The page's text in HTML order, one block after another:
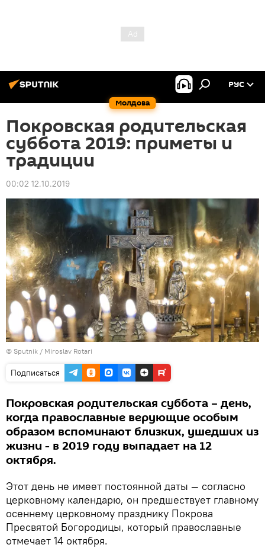
Молдова
РУС
Покровская родительская
суббота 2019: приметы и
традиции
00:02 12.10.2019
© Sputnik / Miroslav Rotari
Подписаться
Покровская родительская суббота – день,
когда православные верующие особым
образом вспоминают близких, ушедших из
жизни - в 2019 году выпадает на 12
октября.
Этот день не имеет постоянной даты — согласно
церковному календарю, он предшествует главному
осеннему церковному празднику Покрова
Пресвятой Богородицы, который православные
отмечает 14 октября.